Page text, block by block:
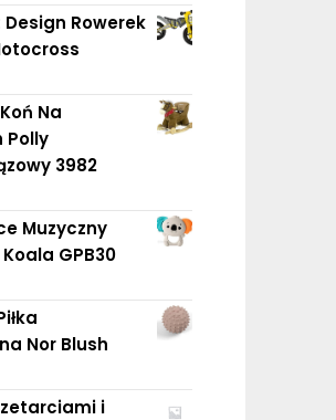
Rowerek
Na
Polly
3982
Muzyczny
GPB30
Nor Blush
i